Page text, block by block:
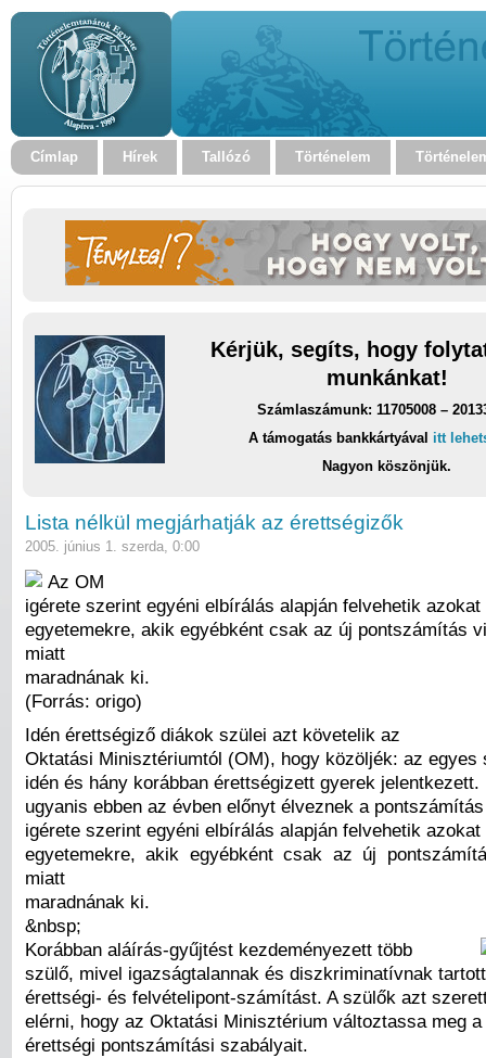
Címlap Hírek Tallózó Történelem
Kérjük, segíts, hogy
munkánkat!
Számlaszámunk: 11705008 –
A támogatás bankkártyával itt
Nagyon köszönjük.
Lista nélkül megjárhatják az érettségizők
2005. június 1. szerda, 0:00
Az OM
igérete szerint egyéni elbírálás alapján felvehetik azokat
egyetemekre, akik egyébként csak az új pontszámítás
miatt
maradnának ki.
(Forrás: origo)
Idén érettségiző diákok szülei azt követelik az
Oktatási Minisztériumtól (OM), hogy közöljék: az egyes
idén és hány korábban érettségizett gyerek jelentkezett.
ugyanis ebben az évben előnyt élveznek a
igérete szerint egyéni elbírálás alapján felvehetik azokat
egyetemekre, akik egyébként csak az új
miatt
maradnának ki.
&nbsp;
Korábban aláírás-gyűjtést kezdeményezett több
szülő, mivel igazságtalannak és diszkriminatívnak
érettségi- és felvételipont-számítást. A szülők azt
elérni, hogy az Oktatási Minisztérium változtassa meg
érettségi pontszámítási szabályait.